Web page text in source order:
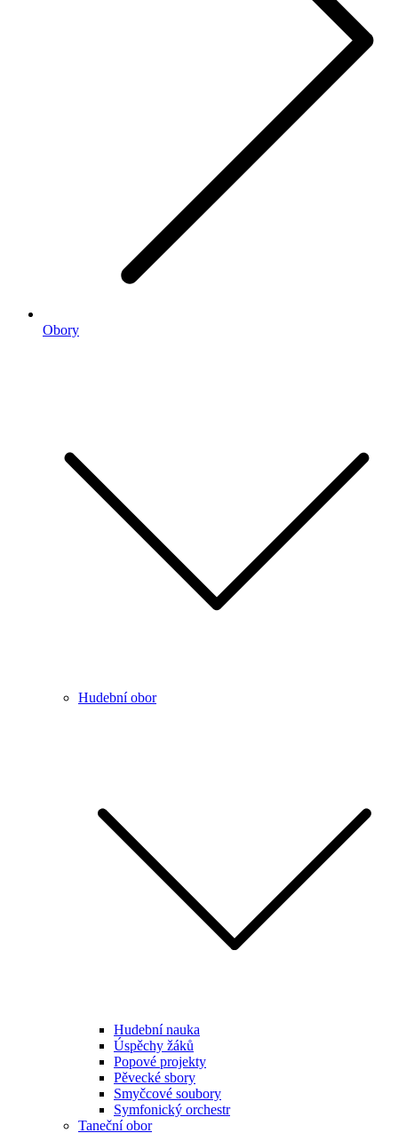
Obory
Hudební obor
Hudební nauka
Úspěchy žáků
Popové projekty
Pěvecké sbory
Smyčcové soubory
Symfonický orchestr
Taneční obor